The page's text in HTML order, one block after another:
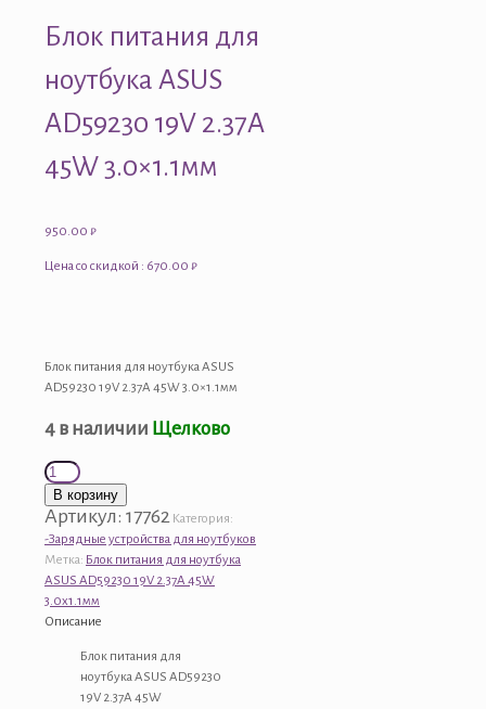
Блок питания для
ноутбука ASUS
AD59230 19V 2.37A
45W 3.0×1.1мм
950.00 ₽
Цена со скидкой : 670.00 ₽
Блок питания для ноутбука ASUS
AD59230 19V 2.37A 45W 3.0×1.1мм
4 в наличии Щелково
Количество
товара
Блок
питания
для
ноутбука
AD59230
3.0x1.1мм
В корзину
Артикул: 17762 Категория:
-Зарядные устройства для ноутбуков
Метка: Блок питания для ноутбука
ASUS AD59230 19V 2.37A 45W
3.0x1.1мм
Описание
Блок питания для
ноутбука ASUS AD59230
19V 2.37A 45W